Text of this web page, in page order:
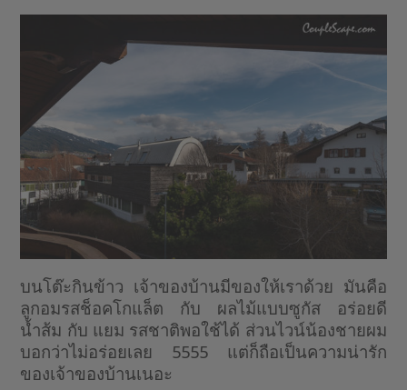
บนโต๊ะกินข้าว เจ้าของบ้านมีของให้เราด้วย มันคือ
ลูกอมรสช็อคโกแล็ต กับ ผลไม้แบบซูกัส อร่อยดี
น้ำส้ม กับ แยม รสชาติพอใช้ได้ ส่วนไวน์น้องชายผม
บอกว่าไม่อร่อยเลย 5555 แต่ก็ถือเป็นความน่ารัก
ของเจ้าของบ้านเนอะ